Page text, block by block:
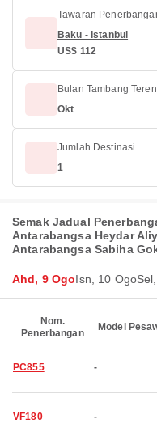
Tawaran
Baku - Istanbul
US$ 112
Bulan Tambang
Okt
Jumlah Destinasi
1
Semak Jadual
Antarabangsa Heydar
Antarabangsa Sabiha
Ahd, 9 OgoIsn, 10 Ogo
Nom.
Penerbangan
Model
PC855 -
VF180 -